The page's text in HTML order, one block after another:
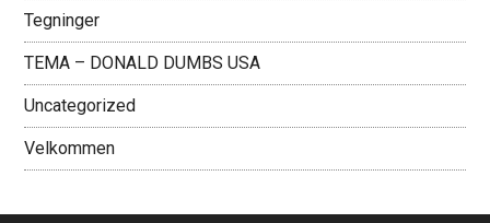
Tegninger
TEMA – DONALD DUMBS USA
Uncategorized
Velkommen